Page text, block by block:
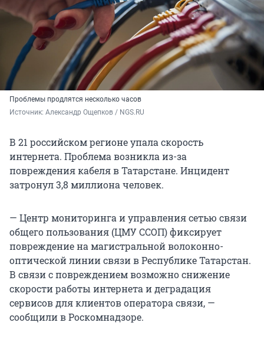
Проблемы продлятся несколько часов
Источник: Александр Ощепков / NGS.RU
В 21 российском регионе упала скорость
интернета. Проблема возникла из-за
повреждения кабеля в Татарстане. Инцидент
затронул 3,8 миллиона человек.
— Центр мониторинга и управления сетью связи
общего пользования (ЦМУ ССОП) фиксирует
повреждение на магистральной волоконно-
оптической линии связи в Республике Татарстан.
В связи с повреждением возможно снижение
скорости работы интернета и деградация
сервисов для клиентов оператора связи, —
сообщили в Роскомнадзоре.